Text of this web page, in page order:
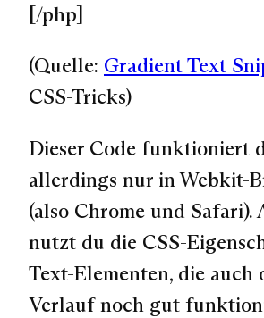
[/php]
(Quelle: Gradient Text
CSS-Tricks)
Dieser Code funktioniert
allerdings nur in Webkit-
(also Chrome und Safari).
nutzt du die CSS-
Text-Elementen, die auch
Verlauf noch gut